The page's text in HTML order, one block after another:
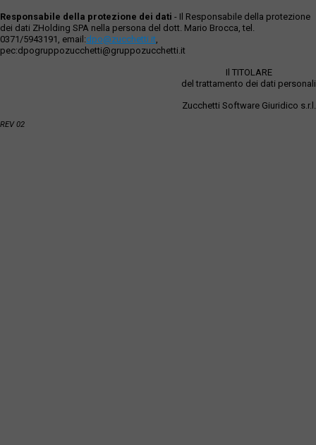
Responsabile della protezione dei dati - Il Responsabile della protezione
dei dati ZHolding SPA nella persona del dott. Mario Brocca, tel.
0371/5943191, email:dpo@zucchetti.it,
pec:dpogruppozucchetti@gruppozucchetti.it
Il TITOLARE
del trattamento dei dati personali
Zucchetti Software Giuridico s.r.l.
REV 02